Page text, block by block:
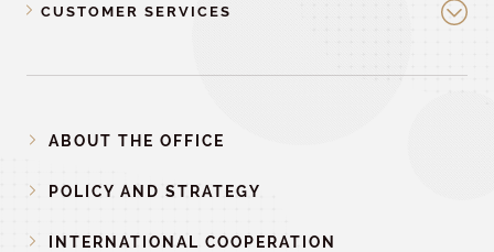
CUSTOMER SERVICES
ABOUT THE OFFICE
POLICY AND STRATEGY
INTERNATIONAL COOPERATION